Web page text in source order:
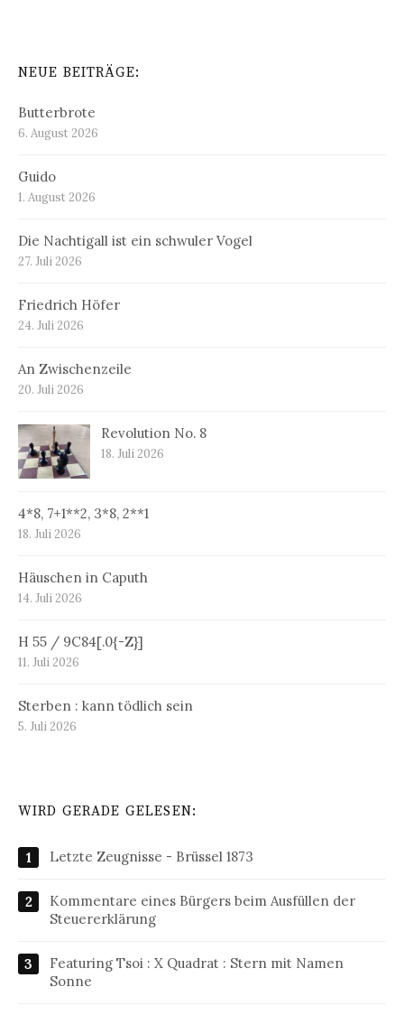
NEUE BEITRÄGE:
Butterbrote
6. August 2026
Guido
1. August 2026
Die Nachtigall ist ein schwuler Vogel
27. Juli 2026
Friedrich Höfer
24. Juli 2026
An Zwischenzeile
20. Juli 2026
Revolution No. 8
18. Juli 2026
4*8, 7+1**2, 3*8, 2**1
18. Juli 2026
Häuschen in Caputh
14. Juli 2026
H 55 / 9C84[.0{-Z}]
11. Juli 2026
Sterben : kann tödlich sein
5. Juli 2026
WIRD GERADE GELESEN:
Letzte Zeugnisse - Brüssel 1873
Kommentare eines Bürgers beim Ausfüllen der
Steuererklärung
Featuring Tsoi : X Quadrat : Stern mit Namen
Sonne